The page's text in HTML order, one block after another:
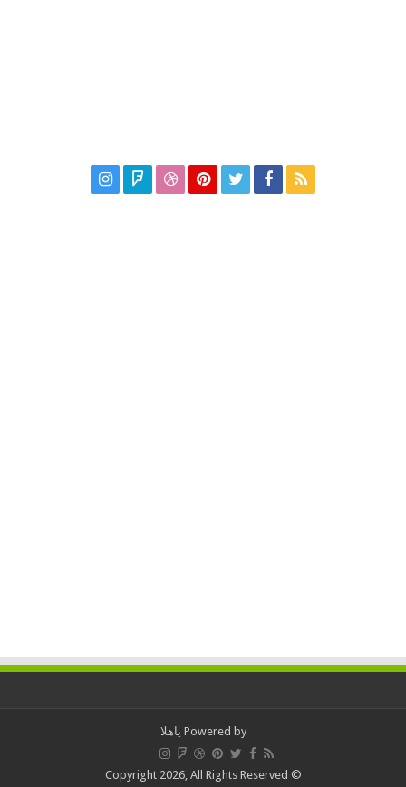
Powered by ياهلا
© Copyright 2026, All Rights Reserved